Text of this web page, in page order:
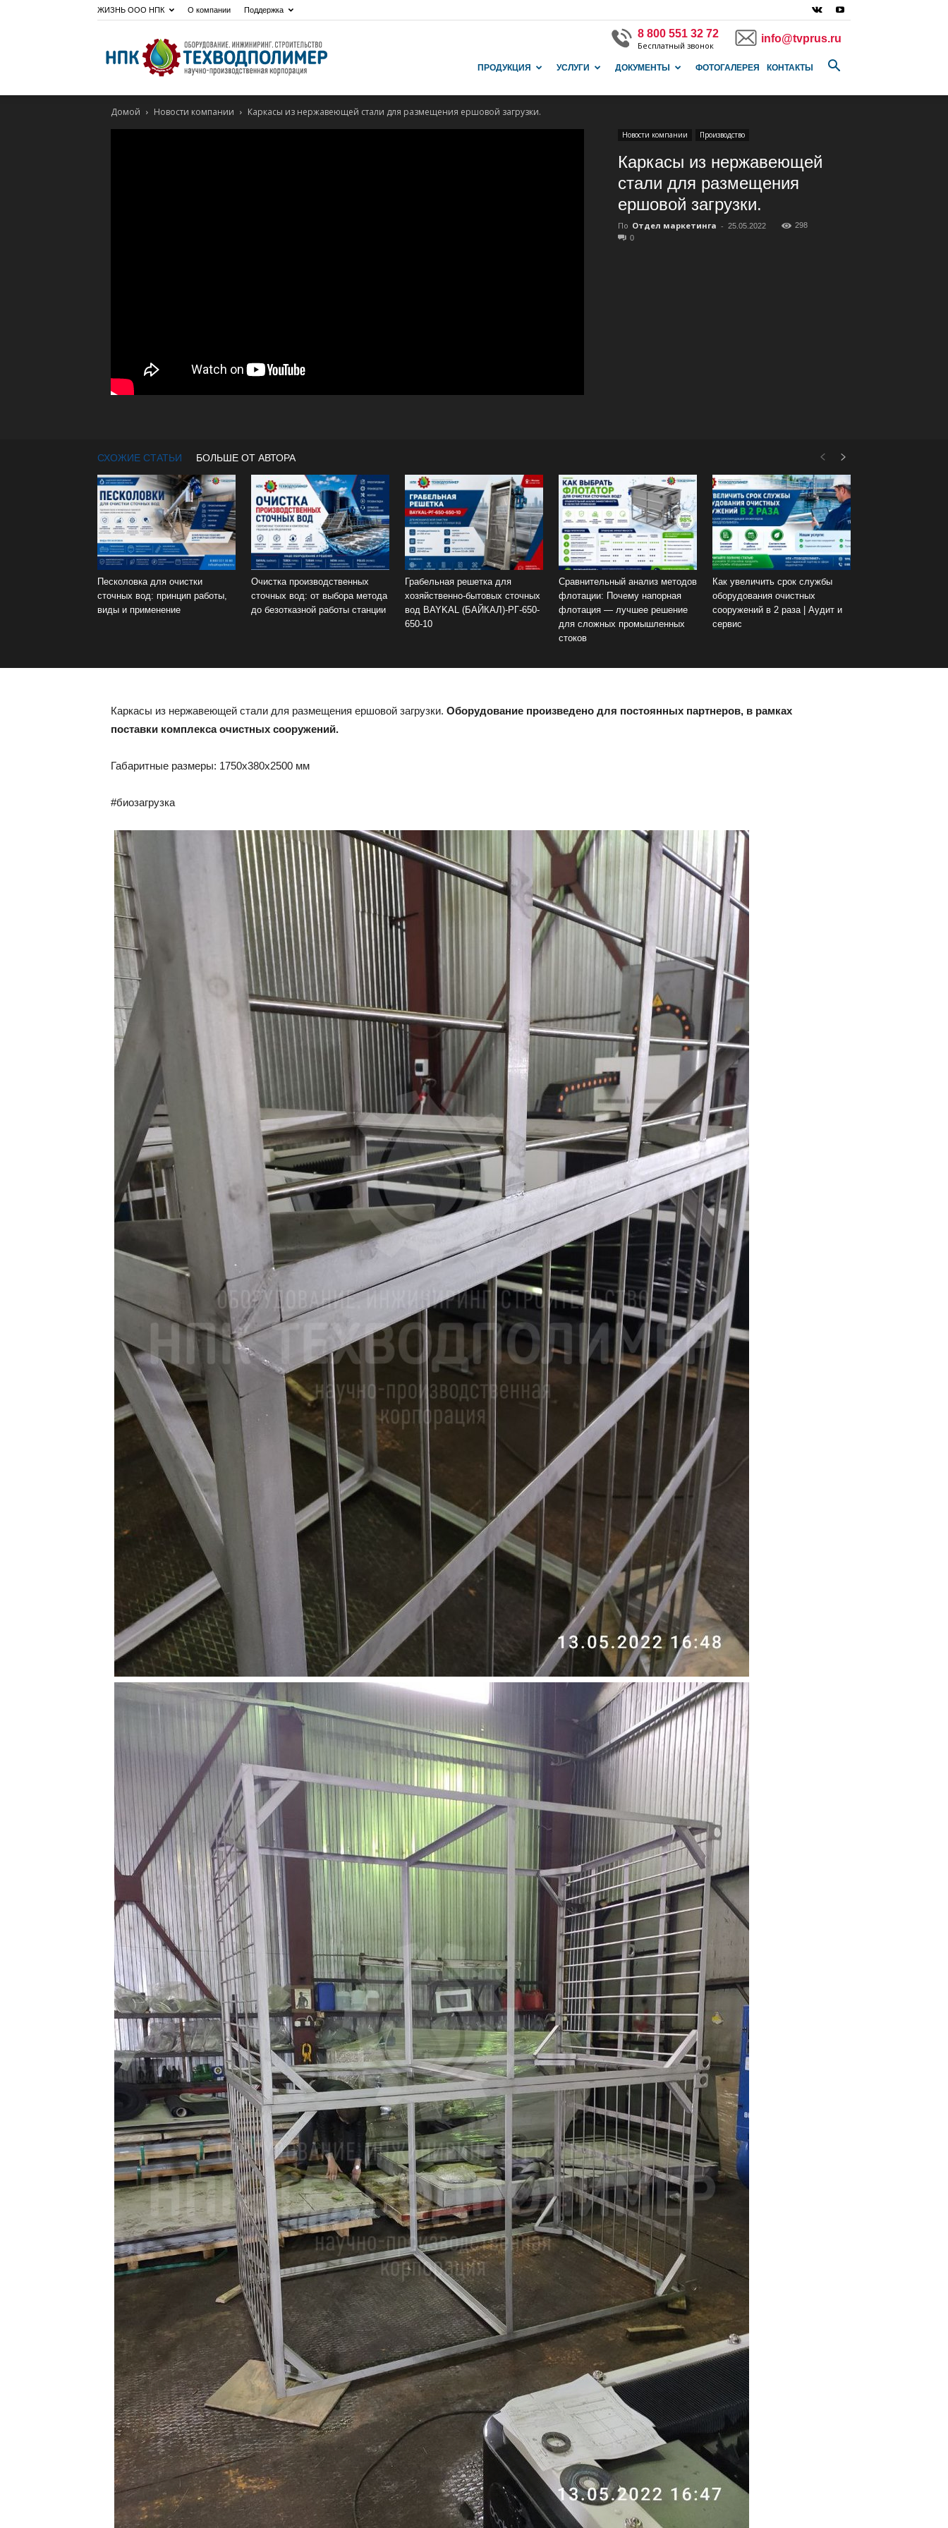
ЖИЗНЬ ООО НПК О компании Поддержка
8 800 551 32 72
Бесплатный звонок
info@tvprus.ru
и
ПРОДУКЦИЯ УСЛУГИ ДОКУМЕНТЫ ФОТОГАЛЕРЕЯ КОНТАКТЫ
Домой Новости компании Каркасы из нержавеющей стали для размещения ершовой загрузки.
Новости компании Производство
Каркасы из нержавеющей
стали для размещения
ершовой загрузки.
По Отдел маркетинга - 25.05.2022
298
0
СХОЖИЕ СТАТЬИ БОЛЬШЕ ОТ АВТОРА
Песколовка для очистки
сточных вод: принцип работы,
виды и применение
Очистка производственных
сточных вод: от выбора метода
до безотказной работы станции
Грабельная решетка для
хозяйственно-бытовых сточных
вод BAYKAL (БАЙКАЛ)-РГ-650-
650-10
Сравнительный анализ методов
флотации: Почему напорная
флотация — лучшее решение
для сложных промышленных
стоков
Как увеличить срок службы
оборудования очистных
сооружений в 2 раза | Аудит и
сервис
Каркасы из нержавеющей стали для размещения ершовой загрузки. Оборудование произведено для постоянных партнеров, в рамках
поставки комплекса очистных сооружений.
Габаритные размеры: 1750х380х2500 мм
#биозагрузка